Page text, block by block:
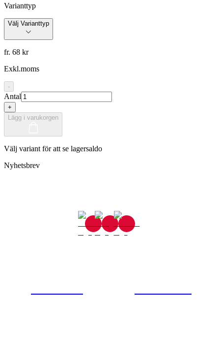
Varianttyp
Välj Varianttyp
fr. 68 kr
Exkl.moms
-
Antal
+
Lägg i varukorgen
Välj variant för att se lagersaldo
Nyhetsbrev